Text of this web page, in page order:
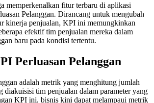
memperkenalkan fitur terbaru di aplikasi
Pelanggan. Dirancang untuk mengubah
kinerja penjualan, KPI ini memungkinkan
efektif tim penjualan mereka dalam
baru pada kondisi tertentu.
Perluasan Pelanggan
adalah metrik yang menghitung jumlah
diakuisisi tim penjualan dalam parameter yang
KPI ini, bisnis kini dapat melampaui metrik